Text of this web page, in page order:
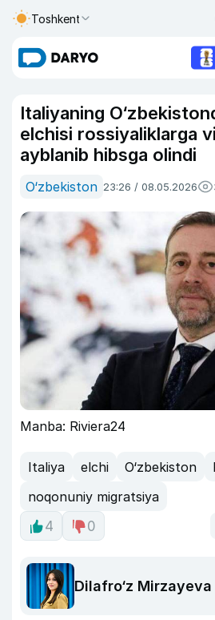
Toshkent
Italiyaning
elchisi rossiyaliklarga
ayblanib hibsga olindi
O‘zbekiston 23:26 / 08.05.2026
Manba: Riviera24
Italiya elchi O‘zbekiston
noqonuniy migratsiya
4
0
Dilafro‘z Mirzayeva